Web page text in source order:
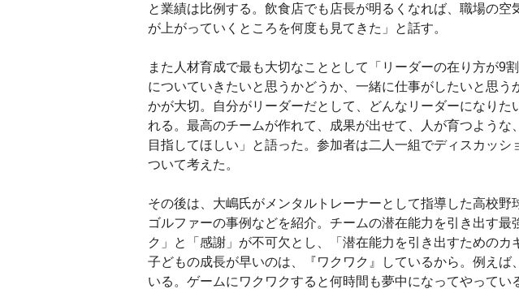
と業績は比例する。飲食店でも店長が明るくなれば、職場の
が上がっていくところを何度も見てきた」と話す。
また人材育成で最も大切なこととして「リーダーの在り方が9
についていきたいと思うかどうか、一緒に仕事がしたいと思う
かが大切。自分がリーダーだとして、どんなリーダーになりた
れる。最高のチームが作れて、成果が出せて、人が育つような
目指してほしい」と語った。参加者は二人一組でディスカッシ
ついて考えた。
その後は、大嶋氏がメンタルトレーナーとして指導した高校野
ゴルファーの事例などを紹介。チームの潜在能力を引き出す最
ク」と「感謝」が不可欠とし、「潜在能力を引き出すためのカ
子どもの成長が早いのは、『ワクワク』しているから。例えば
いる。ゲームにワクワクすると何時間も夢中になってやってい